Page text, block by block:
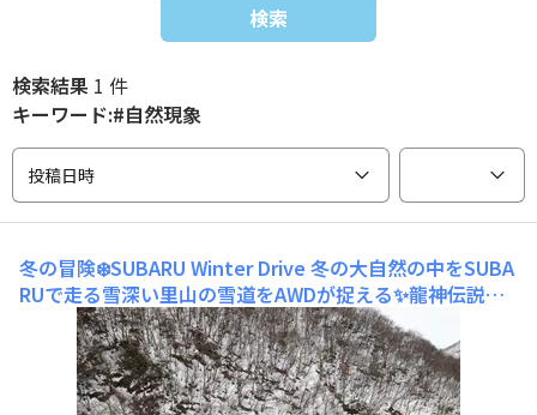
検索
検索結果 1 件
キーワード:#自然現象
投稿日時
冬の冒険❄️SUBARU Winter Drive 冬の大自然の中をSUBA
RUで走る雪深い里山の雪道をAWDが捉える✨龍神伝説の
言い伝えが残る里山の冬✨目の前に突如現れた白く長く畝
る川白い龍の鱗に見える氷点下の冬景色✨雪と氷と風の自
然現象「結氷の世界」それとも冬の神秘、目覚めた白い龍
✨冬の冒険❄️SUBARU Winter Drive✨